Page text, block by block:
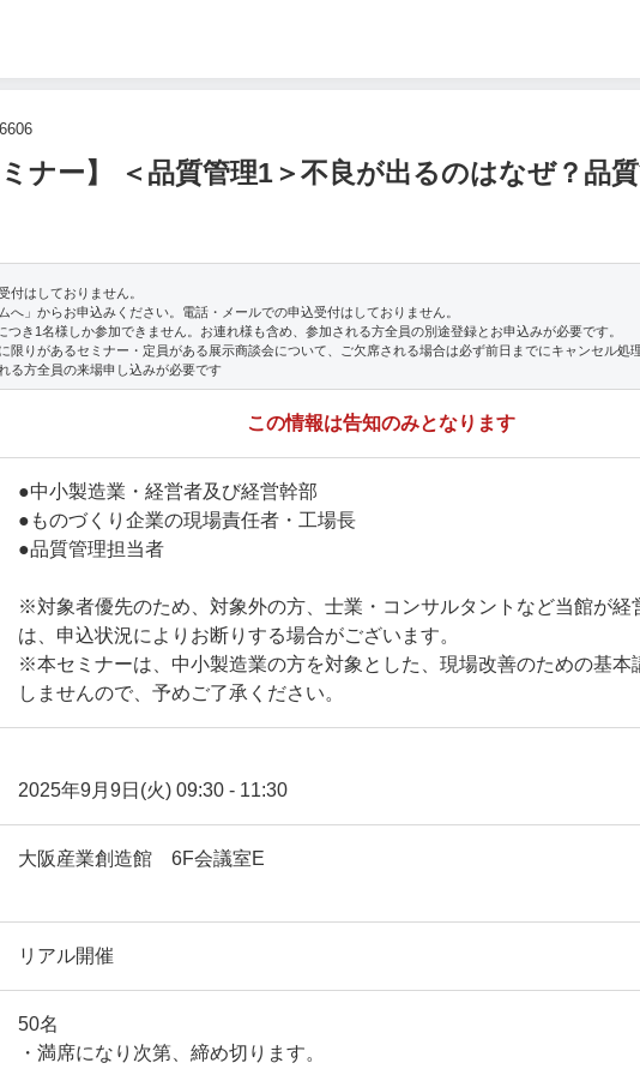
ミナー】 ＜品質管理1＞不良が出るのはなぜ？品
付はしておりません。
へ」からお申込みください。電話・メールでの申込受付はしておりません。
つき1名様しか参加できません。お連れ様も含め、参加される方全員の別途登録とお申込みが必要です。
限りがあるセミナー・定員がある展示商談会について、ご欠席される場合は必ず前日までにキャンセル処
る方全員の来場申し込みが必要です
この情報は告知のみとなります
●中小製造業・経営者及び経営幹部
●ものづくり企業の現場責任者・工場長
●品質管理担当者
※対象者優先のため、対象外の方、士業・コンサルタントなど当館が経
は、申込状況によりお断りする場合がございます。
※本セミナーは、中小製造業の方を対象とした、現場改善のための基本
しませんので、予めご了承ください。
2025年9月9日(火) 09:30 - 11:30
大阪産業創造館 6F会議室E
リアル開催
50名
・満席になり次第、締め切ります。